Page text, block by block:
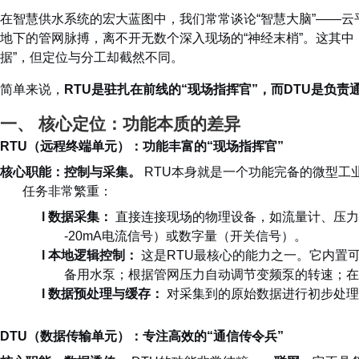
在智慧供水系统的宏大蓝图中，我们常常谈论“智慧大脑”——
地下的管网脉搏，离不开无数个深入现场的“神经末梢”。这其中
据”，但定位与分工却截然不同。
简单来说， RTU是驻扎在前线的“现场指挥官”，而DTU是负责
一、 核心定位：功能本质的差异
RTU（远程终端单元）：功能丰富的“现场指挥官”
核心职能：控制与采集。
RTU本身就是一个功能完备的微型工
任务非常繁重：
数据采集： 直接连接现场的物理设备，如流量计、压
-20mA电流信号）或数字量（开关信号）。
本地逻辑控制： 这是RTU最核心的能力之一。它内置
备用水泵；根据管网压力自动调节变频泵的转速；
数据预处理与缓存： 对采集到的原始数据进行初步处
DTU（数据传输单元）：专注高效的“通信传令兵”